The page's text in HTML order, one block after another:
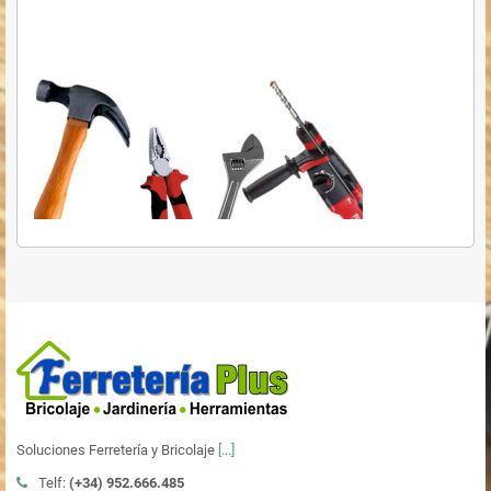
Soluciones Ferretería y Bricolaje [...]
Telf: (+34) 952.666.485